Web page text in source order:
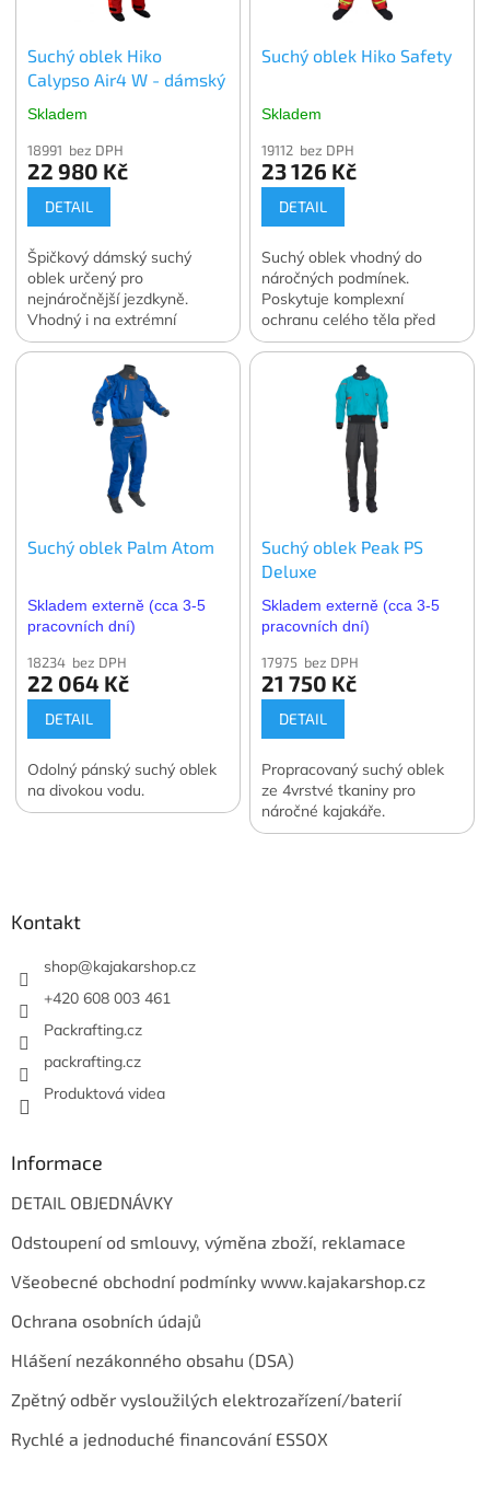
Suchý oblek Hiko
Calypso Air4 W - dámský
Skladem
18991 bez DPH
22 980 Kč
DETAIL
Špičkový dámský suchý
oblek určený pro
nejnáročnější jezdkyně.
Vhodný i na extrémní
pádlování na kajaku nebo
Suchý oblek Hiko Safety
Skladem
19112 bez DPH
23 126 Kč
DETAIL
Suchý oblek vhodný do
náročných podmínek.
Poskytuje komplexní
ochranu celého těla před
vlhkem a chladem i při
delším pobytu ve vodě.
Suchý oblek Palm Atom
Skladem externě (cca 3-5
pracovních dní)
18234 bez DPH
22 064 Kč
DETAIL
Odolný pánský suchý oblek
na divokou vodu.
Suchý oblek Peak PS
Deluxe
Skladem externě (cca 3-5
pracovních dní)
17975 bez DPH
21 750 Kč
DETAIL
Propracovaný suchý oblek
ze 4vrstvé tkaniny pro
náročné kajakáře.
Kontakt
shop@kajakarshop.cz
+420 608 003 461
Packrafting.cz
packrafting.cz
Produktová videa
Informace
DETAIL OBJEDNÁVKY
Odstoupení od smlouvy, výměna zboží, reklamace
Všeobecné obchodní podmínky www.kajakarshop.cz
Ochrana osobních údajů
Hlášení nezákonného obsahu (DSA)
Zpětný odběr vysloužilých elektrozařízení/baterií
Rychlé a jednoduché financování ESSOX